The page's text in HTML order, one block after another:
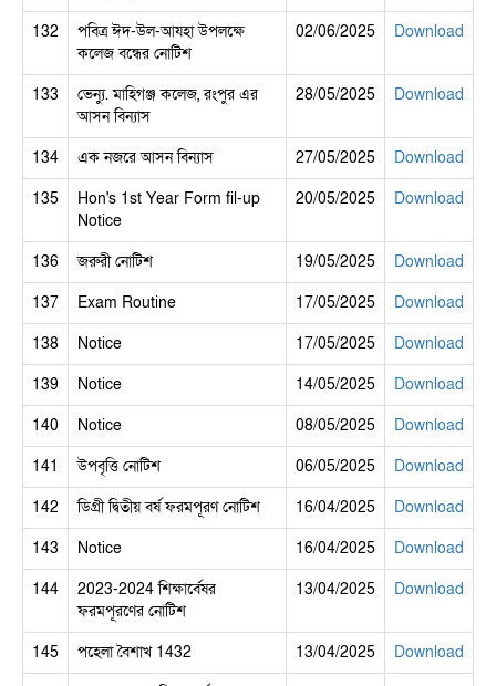
132
পবিত্র ঈদ-উল-আযহা উপলক্ষে
কলেজ বন্ধের নোটিশ
02/06/2025 Download
133
ভেন্যু. মাহিগঞ্জ কলেজ, রংপুর এর
আসন বিন্যাস
28/05/2025 Download
134 এক নজরে আসন বিন্যাস 27/05/2025
Download
135
Hon's 1st Year Form fil-up
Notice
20/05/2025 Download
136 জরুরী নোটিশ 19/05/2025
Download
137
Exam Routine 17/05/2025
Download
138
Notice 17/05/2025
Download
139
Notice 14/05/2025
Download
140
Notice 08/05/2025
Download
141
উপবৃত্তি নোটিশ 06/05/2025
Download
142
ডিগ্রী দ্বিতীয় বর্ষ ফরমপূরণ নোটিশ 16/04/2025
Download
143
Notice 16/04/2025
Download
144
2023-2024 শিক্ষার্বেষর
ফরমপূরণের নোটিশ
13/04/2025 Download
145 পহেলা বৈশাখ 1432 13/04/2025
Download